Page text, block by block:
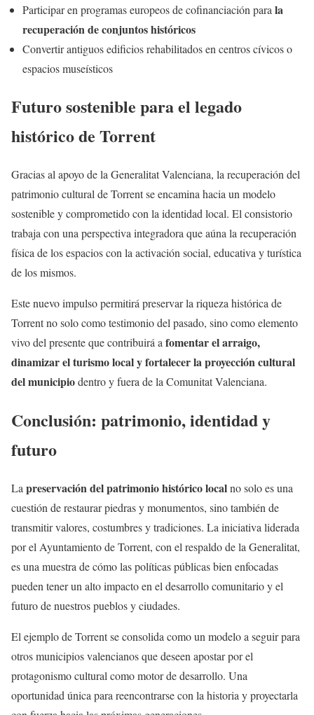
Participar en programas europeos de cofinanciación para la
recuperación de conjuntos históricos
Convertir antiguos edificios rehabilitados en centros cívicos o
espacios museísticos
Futuro sostenible para el legado
histórico de Torrent
Gracias al apoyo de la Generalitat Valenciana, la recuperación del
patrimonio cultural de Torrent se encamina hacia un modelo
sostenible y comprometido con la identidad local. El consistorio
trabaja con una perspectiva integradora que aúna la recuperación
física de los espacios con la activación social, educativa y turística
de los mismos.
Este nuevo impulso permitirá preservar la riqueza histórica de
Torrent no solo como testimonio del pasado, sino como elemento
vivo del presente que contribuirá afomentar el arraigo,
dinamizar el turismo local y fortalecer la proyección cultural
del municipiodentro y fuera de la Comunitat Valenciana.
Conclusión: patrimonio, identidad y
futuro
La preservación del patrimonio histórico localno solo es una
cuestión de restaurar piedras y monumentos, sino también de
transmitir valores, costumbres y tradiciones. La iniciativa liderada
por el Ayuntamiento de Torrent, con el respaldo de la Generalitat,
es una muestra de cómo las políticas públicas bien enfocadas
pueden tener un alto impacto en el desarrollo comunitario y el
futuro de nuestros pueblos y ciudades.
El ejemplo de Torrent se consolida como un modelo a seguir para
otros municipios valencianos que deseen apostar por el
protagonismo cultural como motor de desarrollo. Una
oportunidad única para reencontrarse con la historia y proyectarla